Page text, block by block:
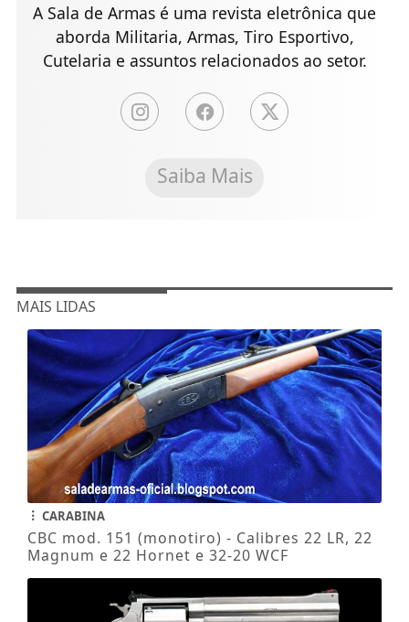
A Sala de Armas é uma revista eletrônica que
aborda Militaria, Armas, Tiro Esportivo,
Cutelaria e assuntos relacionados ao setor.
Saiba Mais
MAIS LIDAS
CARABINA
CBC mod. 151 (monotiro) - Calibres 22 LR, 22
Magnum e 22 Hornet e 32-20 WCF